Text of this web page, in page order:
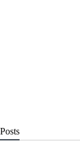
Posts